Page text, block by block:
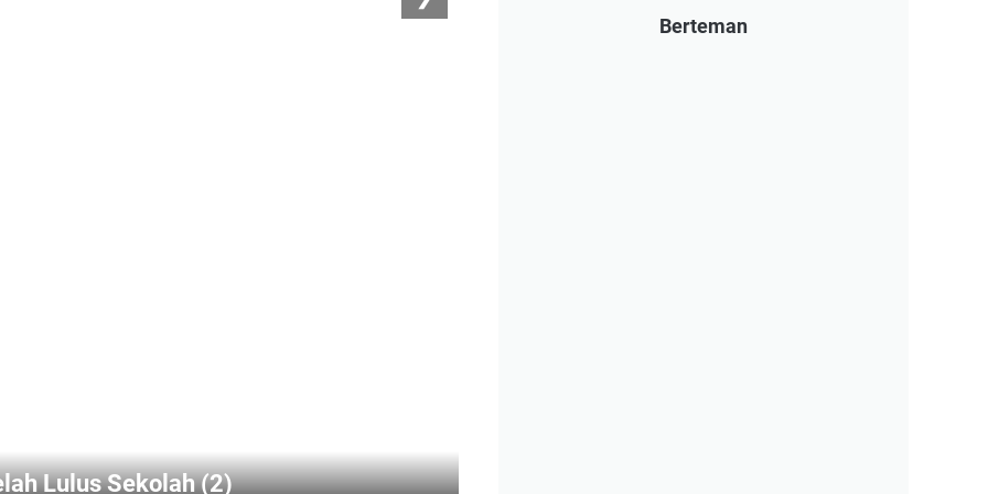
Lulus Sekolah (2)
Berteman